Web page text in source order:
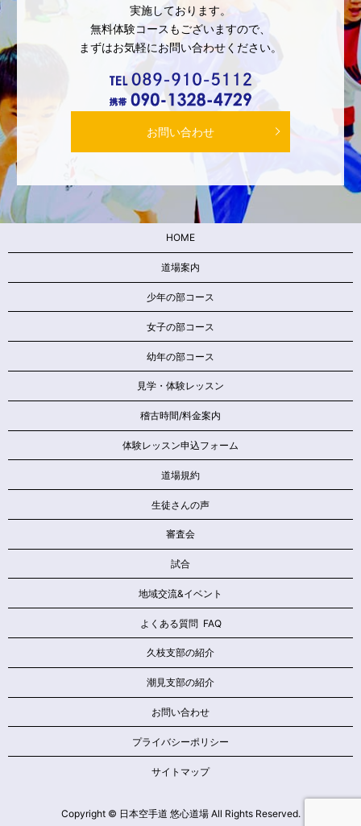
実施しております。
無料体験コースもございますので、
まずはお気軽にお問い合わせください。
お問い合わせ
HOME
道場案内
少年の部コース
女子の部コース
幼年の部コース
見学・体験レッスン
稽古時間/料金案内
体験レッスン申込フォーム
道場規約
生徒さんの声
審査会
試合
地域交流&イベント
よくある質問 FAQ
久枝支部の紹介
潮見支部の紹介
お問い合わせ
プライバシーポリシー
サイトマップ
Copyright © 日本空手道 悠心道場 All Rights Reserved.